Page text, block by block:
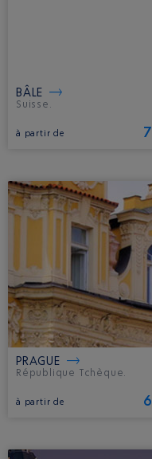
BÂLE
Suisse.
à partir de
PRAGUE
République Tchèque.
à partir de